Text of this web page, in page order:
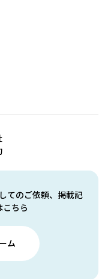
てのご依頼、掲載記
こちら
ム